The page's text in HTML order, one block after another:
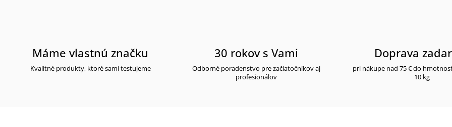
Máme vlastnú značku
Kvalitné produkty, ktoré sami testujeme
30 rokov s Vami
Odborné poradenstvo pre začiatočníkov aj
profesionálov
Doprava
pri nákupe nad 75 € do
10 kg